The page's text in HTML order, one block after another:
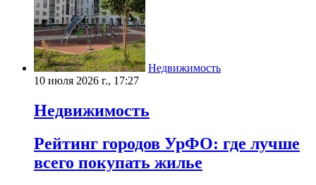
Недвижимость
10 июля 2026 г., 17:27
Недвижимость
Рейтинг городов УрФО: где лучше
всего покупать жилье